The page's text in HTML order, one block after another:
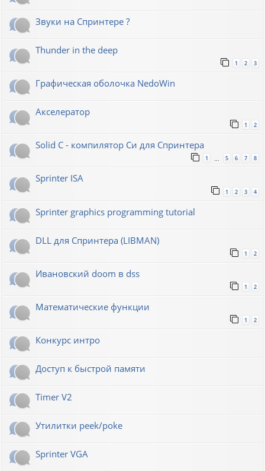
Звуки на Спринтере ?
Thunder in the deep
1 2 3
Графическая оболочка NedoWin
Акселератор
1 2
Solid C - компилятор Си для Спринтера
1 … 5 6 7 8
Sprinter ISA
1 2 3 4
Sprinter graphics programming tutorial
DLL для Спринтера (LIBMAN)
1 2
Ивановский doom в dss
1 2
Математические функции
1 2
Конкурс интро
Доступ к быстрой памяти
Timer V2
Утилитки peek/poke
Sprinter VGA